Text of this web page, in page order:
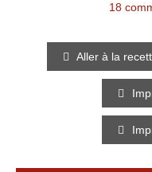
18
Aller à la